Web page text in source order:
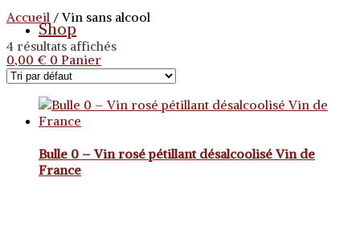
Shop
0,00 € 0 Panier
Accueil / Vin sans alcool
4 résultats affichés
Bulle 0 – Vin rosé pétillant désalcoolisé Vin de
France